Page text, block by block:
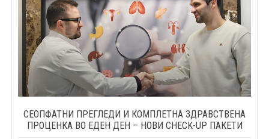
СЕОПФАТНИ ПРЕГЛЕДИ И КОМПЛЕТНА ЗДРАВСТВЕНА
ПРОЦЕНКА ВО ЕДЕН ДЕН – НОВИ CHECK-UP ПАКЕТИ